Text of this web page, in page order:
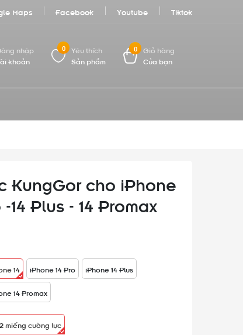
Maps Facebook Youtube Tiktok
nhập
khoản
0
Yêu thích
Sản phẩm
0
Giỏ hàng
Của bạn
KungGor cho iPhone
-14 Plus - 14 Promax
14 iPhone 14 Pro iPhone 14 Plus
14 Promax
miếng cường lực